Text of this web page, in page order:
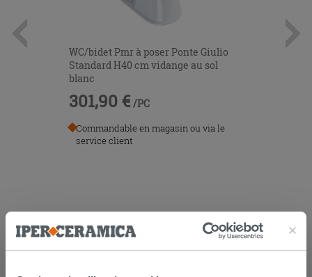
WC/bidet Pmr à poser Ponte Giulio
Standard H40 cm vidange au sol
blanc
301,90 € /PC
Commandable en magasin ou via le
service client